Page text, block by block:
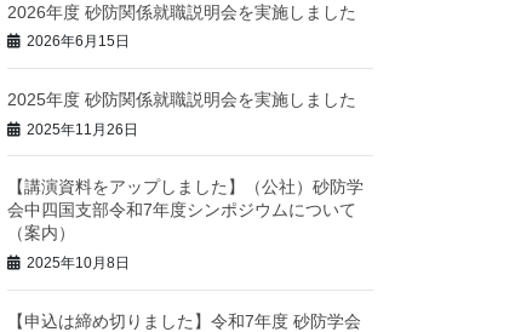
2026年度 砂防関係就職説明会を実施しました
2026年6月15日
2025年度 砂防関係就職説明会を実施しました
2025年11月26日
【講演資料をアップしました】（公社）砂防学
会中四国支部令和7年度シンポジウムについて
（案内）
2025年10月8日
【申込は締め切りました】令和7年度 砂防学会